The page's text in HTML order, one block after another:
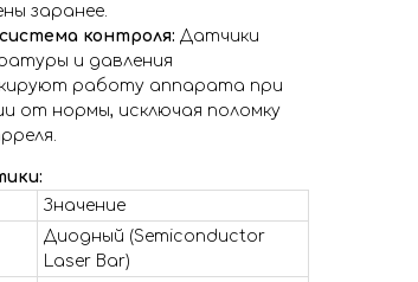
заранее.
контроля: Датчики
и давления
работу аппарата при
от нормы, исключая поломку
Значение
Диодный (Semiconductor
Laser Bar)